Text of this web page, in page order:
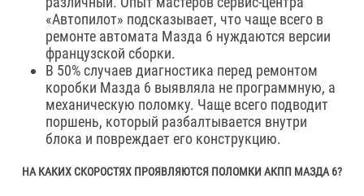
«Автопилот» подсказывает, что чаще всего в
ремонте автомата Мазда 6 нуждаются версии
французской сборки.
В 50% случаев диагностика перед ремонтом
коробки Мазда 6 выявляла не программную, а
механическую поломку. Чаще всего подводит
поршень, который разбалтывается внутри
блока и повреждает его конструкцию.
НА КАКИХ СКОРОСТЯХ ПРОЯВЛЯЮТСЯ ПОЛОМКИ АКПП МАЗДА 6?